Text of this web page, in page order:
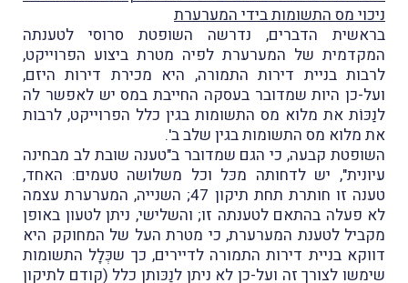
ניכוי מס התשומות בידי המערערת
בראשית הדברים, נדרשה השופטת סרוסי לטענתה
המקדמית של המערערת לפיה מטרת ביצוע הפרוייקט,
לרבות בניית דירות התמורה, היא מכירת דירות היזם,
ועל-כן היות שמדובר בעסקה החייבת במס יש לאפשר לה
לנַכּוֹת את מלוא מס התשומות בגין כלל הפרוייקט, לרבות
את מלוא מס התשומות בגין שלב ב'.
השופטת קבעה, כי הגם שמדובר ב"טענה שובת לב מבחינה
עיונית", יש לדחותה מכּל וכל משלושה טעמים: האחד,
טענה זו חותרת תחת תיקון 47; השנייה, המערערת עצמה
לא פעלה בהתאם לטענתה זו; והשלישי, ניתן לטעון באופן
מקביל לטענת המערערת, כי מטרת העל של המחוקק היא
דווקא בניית דירות התמורה לדיירים, כך שכְּלָל התשומות
שימשו לצורך זה ועל-כן לא ניתן לנַכּותן כלל (קודם לתיקון